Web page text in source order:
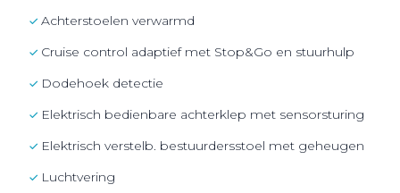
achterstoelen verwarmd
cruise control adaptief met Stop&Go en stuurhulp
dodehoek detectie
elektrisch bedienbare achterklep met sensorsturing
elektrisch verstelb. bestuurdersstoel met geheugen
luchtvering